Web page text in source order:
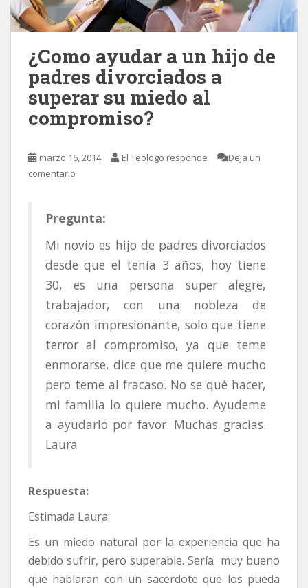
¿Como ayudar a un hijo de
padres divorciados a
superar su miedo al
compromiso?
marzo 16, 2014 El Teólogo responde
Deja un
comentario
Pregunta:
Mi novio es hijo de padres divorciados
desde que el tenia 3 años, hoy tiene
30, es una persona super alegre,
trabajador, con una nobleza de
corazón impresionante, solo que tiene
terror al compromiso, ya que teme
enmorarse, dice que me quiere mucho
pero teme al fracaso. No se qué hacer,
mi familia lo quiere mucho. Ayudeme
a ayudarlo por favor. Muchas gracias.
Laura
Respuesta:
Estimada Laura:
Es un miedo natural por la experiencia que ha
debido sufrir, pero superable. Sería muy bueno
que hablaran con un sacerdote que los pueda